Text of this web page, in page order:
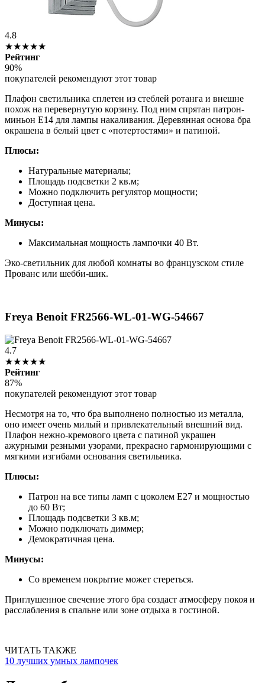
4.8
★★★★★
Рейтинг
90%
покупателей рекомендуют этот товар
Плафон светильника сплетен из стеблей ротанга и внешне
похож на перевернутую корзину. Под ним спрятан патрон-
миньон Е14 для лампы накаливания. Деревянная основа бра
окрашена в белый цвет с «потертостями» и патиной.
Плюсы:
Натуральные материалы;
Площадь подсветки 2 кв.м;
Можно подключить регулятор мощности;
Доступная цена.
Минусы:
Максимальная мощность лампочки 40 Вт.
Эко-светильник для любой комнаты во французском стиле
Прованс или шебби-шик.
Freya Benoit FR2566-WL-01-WG-54667
4.7
★★★★★
Рейтинг
87%
покупателей рекомендуют этот товар
Несмотря на то, что бра выполнено полностью из металла,
оно имеет очень милый и привлекательный внешний вид.
Плафон нежно-кремового цвета с патиной украшен
ажурными резными узорами, прекрасно гармонирующими с
мягкими изгибами основания светильника.
Плюсы:
Патрон на все типы ламп с цоколем Е27 и мощностью
до 60 Вт;
Площадь подсветки 3 кв.м;
Можно подключать диммер;
Демократичная цена.
Минусы:
Со временем покрытие может стереться.
Приглушенное свечение этого бра создаст атмосферу покоя и
расслабления в спальне или зоне отдыха в гостиной.
ЧИТАТЬ ТАКЖЕ
10 лучших умных лампочек